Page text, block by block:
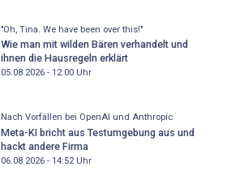
"Oh, Tina. We have been over this!"
Wie man mit wilden Bären verhandelt und
ihnen die Hausregeln erklärt
05.08.2026 - 12:00Uhr
Nach Vorfällen bei OpenAI und Anthropic
Meta-KI bricht aus Testumgebung aus und
hackt andere Firma
06.08.2026 - 14:52Uhr